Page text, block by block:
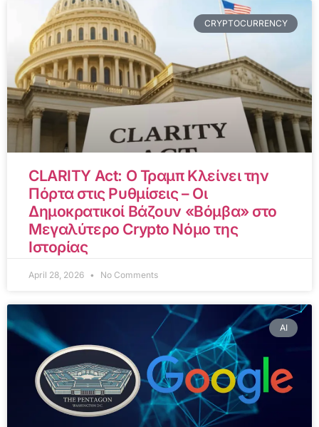
CRYPTOCURRENCY
CLARITY Act: Ο Τραμπ Κλείνει την
Πόρτα στις Ρυθμίσεις – Οι
Δημοκρατικοί Βάζουν «Βόμβα» στο
Μεγαλύτερο Crypto Νόμο της
Ιστορίας
April 28, 2026 No Comments
AI